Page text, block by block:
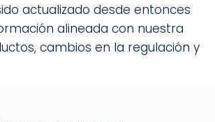
actualizado desde entonces
alineada con nuestra
cambios en la regulación y